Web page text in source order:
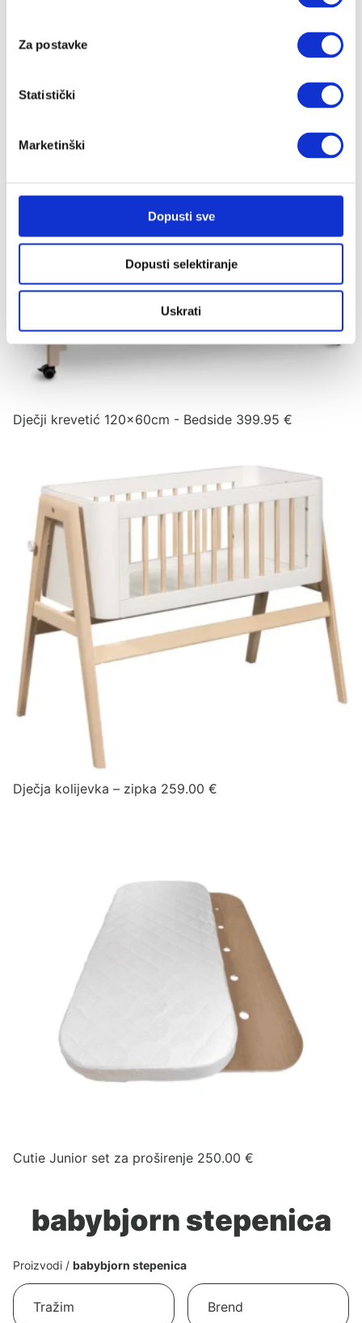
Za postavke
Statistički
Marketinški
Dopusti sve
Dopusti selektiranje
Uskrati
Sofi dječji krevetić Sivi
Dječji krevetić 120x60cm - Bedside 399.95 €
Dječja kolijevka – zipka 259.00 €
Cutie Junior set za proširenje 250.00 €
babybjorn stepenica
Proizvodi / babybjorn stepenica